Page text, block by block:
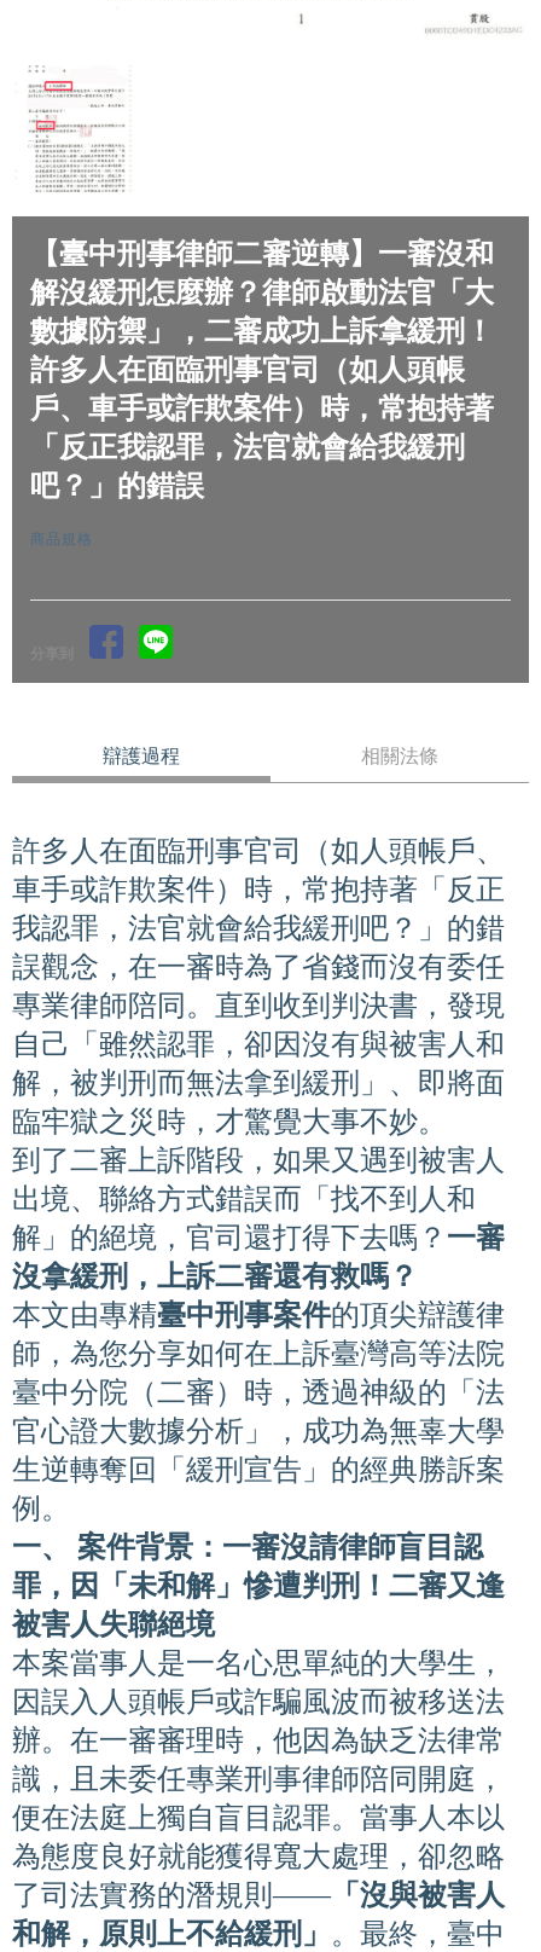
【臺中刑事律師二審逆轉】一審沒和
解沒緩刑怎麼辦？律師啟動法官「大
數據防禦」，二審成功上訴拿緩刑！
許多人在面臨刑事官司（如人頭帳
戶、車手或詐欺案件）時，常抱持著
「反正我認罪，法官就會給我緩刑
吧？」的錯誤
商品規格
辯護過程 相關法條
許多人在面臨刑事官司（如人頭帳戶、
車手或詐欺案件）時，常抱持著「反正
我認罪，法官就會給我緩刑吧？」的錯
誤觀念，在一審時為了省錢而沒有委任
專業律師陪同。直到收到判決書，發現
自己「雖然認罪，卻因沒有與被害人和
解，被判刑而無法拿到緩刑」、即將面
臨牢獄之災時，才驚覺大事不妙。
到了二審上訴階段，如果又遇到被害人
出境、聯絡方式錯誤而「找不到人和
解」的絕境，官司還打得下去嗎？ 一審
沒拿緩刑，上訴二審還有救嗎？
本文由專精臺中刑事案件的頂尖辯護律
師，為您分享如何在上訴臺灣高等法院
臺中分院（二審）時，透過神級的「法
官心證大數據分析」，成功為無辜大學
生逆轉奪回「緩刑宣告」的經典勝訴案
例。
一、 案件背景：一審沒請律師盲目認
罪，因「未和解」慘遭判刑！二審又逢
被害人失聯絕境
本案當事人是一名心思單純的大學生，
因誤入人頭帳戶或詐騙風波而被移送法
辦。在一審審理時，他因為缺乏法律常
識，且未委任專業刑事律師陪同開庭，
便在法庭上獨自盲目認罪。當事人本以
為態度良好就能獲得寬大處理，卻忽略
了司法實務的潛規則——「沒與被害人
和解，原則上不給緩刑」 。最終，臺中